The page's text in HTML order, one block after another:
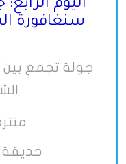
سنغافورة
جولة تجمع بين
حديقة